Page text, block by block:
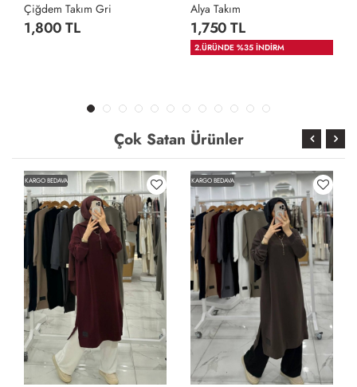
Çiğdem Takım Gri
1,800 TL
Alya Takım
1,750 TL
2.ÜRÜNDE %35 İNDİRM
Çok Satan Ürünler
KARGO BEDAVA KARGO BEDAVA